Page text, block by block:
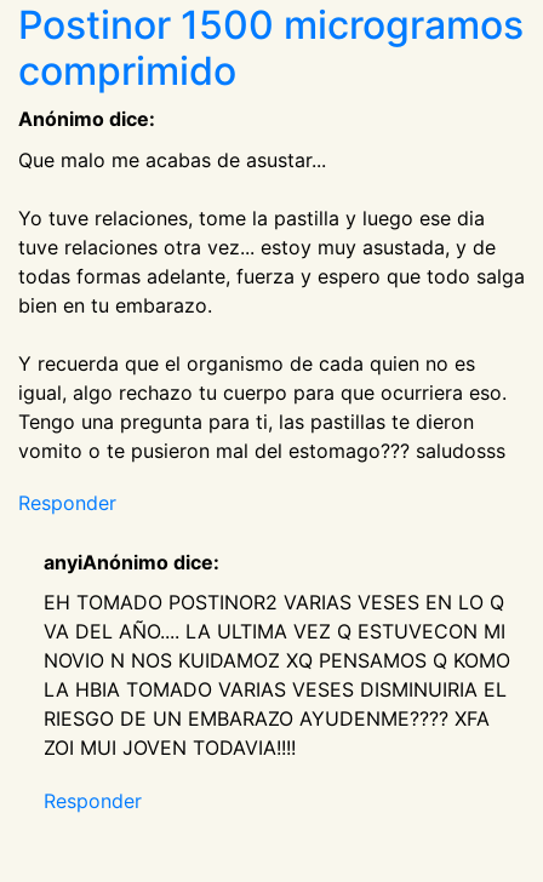
Postinor 1500 microgramos
comprimido
Anónimo dice:
Que malo me acabas de asustar...
Yo tuve relaciones, tome la pastilla y luego ese dia
tuve relaciones otra vez... estoy muy asustada, y de
todas formas adelante, fuerza y espero que todo salga
bien en tu embarazo.
Y recuerda que el organismo de cada quien no es
igual, algo rechazo tu cuerpo para que ocurriera eso.
Tengo una pregunta para ti, las pastillas te dieron
vomito o te pusieron mal del estomago??? saludosss
Responder
anyiAnónimo dice:
EH TOMADO POSTINOR2 VARIAS VESES EN LO Q
VA DEL AÑO.... LA ULTIMA VEZ Q ESTUVECON MI
NOVIO N NOS KUIDAMOZ XQ PENSAMOS Q KOMO
LA HBIA TOMADO VARIAS VESES DISMINUIRIA EL
RIESGO DE UN EMBARAZO AYUDENME???? XFA
ZOI MUI JOVEN TODAVIA!!!!
Responder